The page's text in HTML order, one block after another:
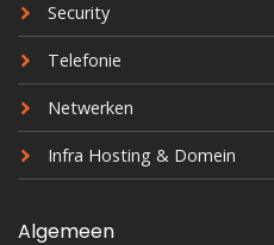
Security
Telefonie
Netwerken
Infra Hosting & Domein
Algemeen